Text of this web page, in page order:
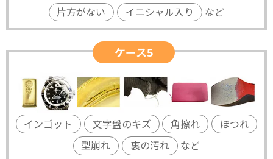
片方がない
イニシャル入り など
ケース5
インゴット 文字盤のキズ 角擦れ
ほつれ
型崩れ
裏の汚れ など